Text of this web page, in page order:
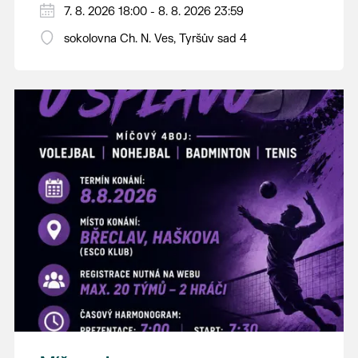
PÁTEK 7. srpna
18:00 - ruční stavění máje
14:00 - krojový průvod pro stárky od
hostince “U Buvola”
16:00 - odpolední zábava na sokolovně
21:00 - večerní zábava
K tanci a poslechu bude hrát DH
Lanžhotčané.
Těšíme se na Vás!
7. 8. 2026 18:00 - 8. 8. 2026 23:59
sokolovna Ch. N. Ves, Tyršův sad 4